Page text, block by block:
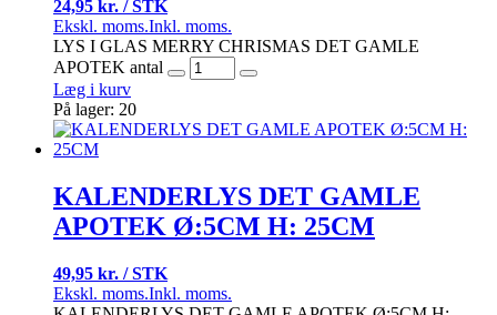
24,95 kr. / STK
Ekskl. moms.Inkl. moms.
LYS I GLAS MERRY CHRISMAS DET GAMLE
APOTEK antal
Læg i kurv
På lager: 20
KALENDERLYS DET GAMLE
APOTEK Ø:5CM H: 25CM
49,95 kr. / STK
Ekskl. moms.Inkl. moms.